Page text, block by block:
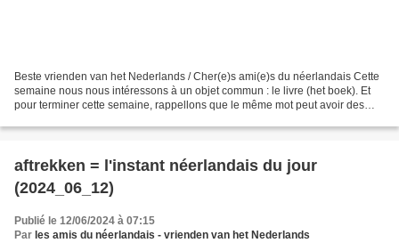
Beste vrienden van het Nederlands / Cher(e)s ami(e)s du néerlandais Cette
semaine nous nous intéressons à un objet commun : le livre (het boek). Et
pour terminer cette semaine, rappellons que le même mot peut avoir des
aftrekken = l'instant néerlandais du jour
(2024_06_12)
Publié le 12/06/2024 à 07:15
Par les amis du néerlandais - vrienden van het Nederlands